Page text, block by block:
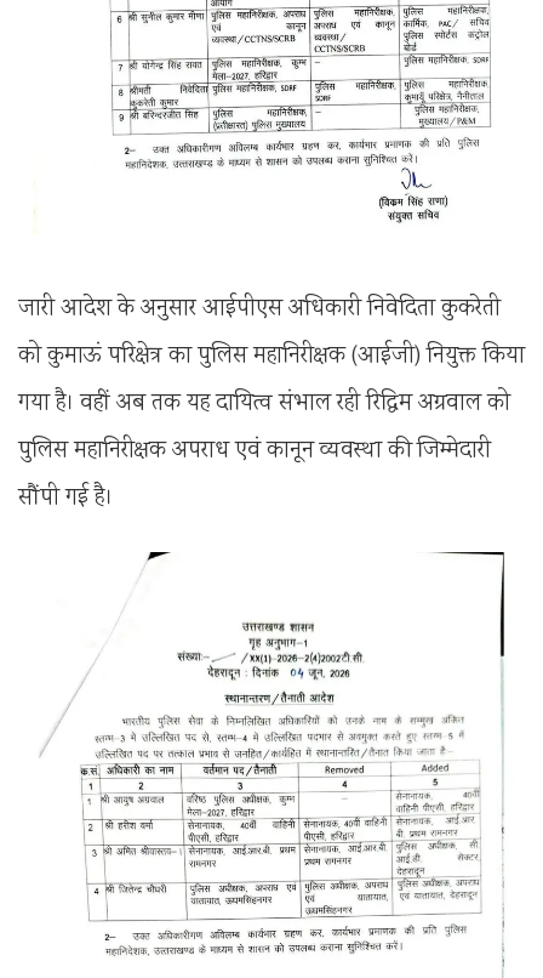
जारी आदेश के अनुसार आईपीएस अधिकारी निवेदिता कुकरेती
को कुमाऊं परिक्षेत्र का पुलिस महानिरीक्षक (आईजी) नियुक्त किया
गया है। वहीं अब तक यह दायित्व संभाल रही रिद्धिम अग्रवाल को
पुलिस महानिरीक्षक अपराध एवं कानून व्यवस्था की जिम्मेदारी
सौंपी गई है।